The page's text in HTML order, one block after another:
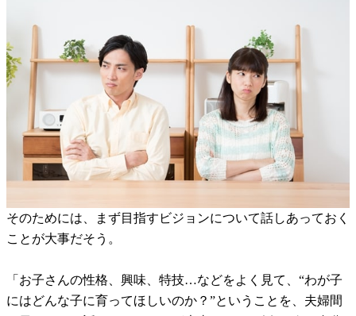
そのためには、まず目指すビジョンについて話しあっておく
ことが大事だそう。
「お子さんの性格、興味、特技…などをよく見て、“わが子
にはどんな子に育ってほしいのか？”ということを、夫婦間